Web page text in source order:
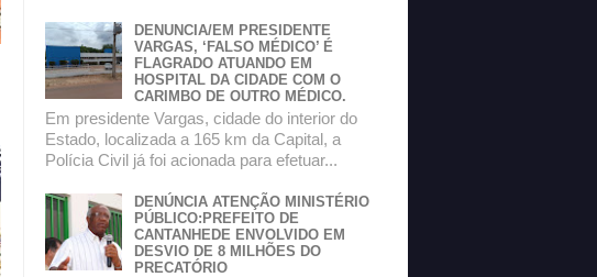
DENUNCIA/EM PRESIDENTE
VARGAS, ‘FALSO MÉDICO’ É
FLAGRADO ATUANDO EM
HOSPITAL DA CIDADE COM O
CARIMBO DE OUTRO MÉDICO.
Em presidente Vargas, cidade do interior do
Estado, localizada a 165 km da Capital, a
Polícia Civil já foi acionada para efetuar...
DENÚNCIA ATENÇÃO MINISTÉRIO
PÚBLICO:PREFEITO DE
CANTANHEDE ENVOLVIDO EM
DESVIO DE 8 MILHÕES DO
PRECATÓRIO